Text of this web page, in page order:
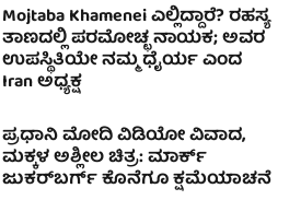
Mojtaba Khamenei ಎಲ್ಲಿದ್ದಾರೆ? ರಹಸ್ಯ
ತಾಣದಲ್ಲಿ ಪರಮೋಚ್ಛ ನಾಯಕ; ಅವರ
ಉಪಸ್ಥಿತಿಯೇ ನಮ್ಮ ಧೈರ್ಯ ಎಂದ
Iran ಅಧ್ಯಕ್ಷ
ಪ್ರಧಾನಿ ಮೋದಿ ವಿಡಿಯೋ ವಿವಾದ,
ಮಕ್ಕಳ ಅಶ್ಲೀಲ ಚಿತ್ರ: ಮಾರ್ಕ್
ಜುಕರ್‌ಬರ್ಗ್ ಕೊನೆಗೂ ಕ್ಷಮೆಯಾಚನೆ